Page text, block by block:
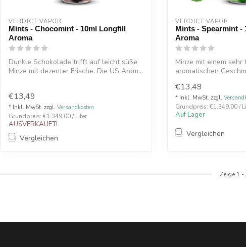
VERDICT VAPOR
Mints - Chocomint - 10ml Longfill
Aroma
Dunkle Schokolade trifft auf leicht süße
Minze mit dezenter Frische. Die US Arom...
€13,49
* Inkl. MwSt. zzgl. Versandkosten
Grundpreis: €1.349,00 / Liter
AUSVERKAUFT!
Vergleichen
VERDICT VAPOR
Mints - Spearmint -
Aroma
Minze mit einem sehr
aromatischen
€13,49
* Inkl. MwSt. zzgl.
Grundpreis: €1.349,00 /
Auf Lager
Vergleichen
Zeige 1 -